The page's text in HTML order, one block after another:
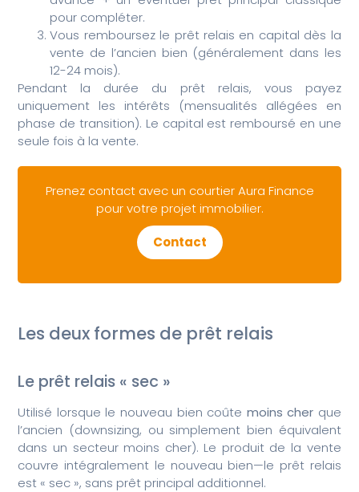
pour compléter.
Vous remboursez le prêt relais en capital dès la
vente de l’ancien bien (généralement dans les
12-24 mois).
Pendant la durée du prêt relais, vous payez
uniquement les intérêts (mensualités allégées en
phase de transition). Le capital est remboursé en une
seule fois à la vente.
Prenez contact avec un courtier Aura Finance
pour votre projet immobilier.
Contact
Les deux formes de prêt relais
Le prêt relais « sec »
Utilisé lorsque le nouveau bien coûte moins cher que
l’ancien (downsizing, ou simplement bien équivalent
dans un secteur moins cher). Le produit de la vente
couvre intégralement le nouveau bien—le prêt relais
est « sec », sans prêt principal additionnel.